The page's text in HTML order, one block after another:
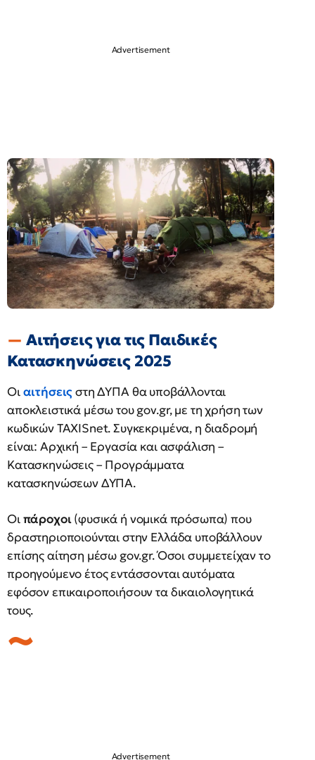
Αιτήσεις για τις Παιδικές
Κατασκηνώσεις 2025
Οιαιτήσειςστη ΔΥΠΑ θα υποβάλλονται
αποκλειστικά μέσω του gov.gr, με τη χρήση των
κωδικών TAXISnet. Συγκεκριμένα, η διαδρομή
είναι: Αρχική – Εργασία και ασφάλιση –
Κατασκηνώσεις – Προγράμματα
κατασκηνώσεων ΔΥΠΑ.
Οιπάροχοι(φυσικά ή νομικά πρόσωπα) που
δραστηριοποιούνται στην Ελλάδα υποβάλλουν
επίσης αίτηση μέσω gov.gr. Όσοι συμμετείχαν το
προηγούμενο έτος εντάσσονται αυτόματα
εφόσον επικαιροποιήσουν τα δικαιολογητικά
τους.